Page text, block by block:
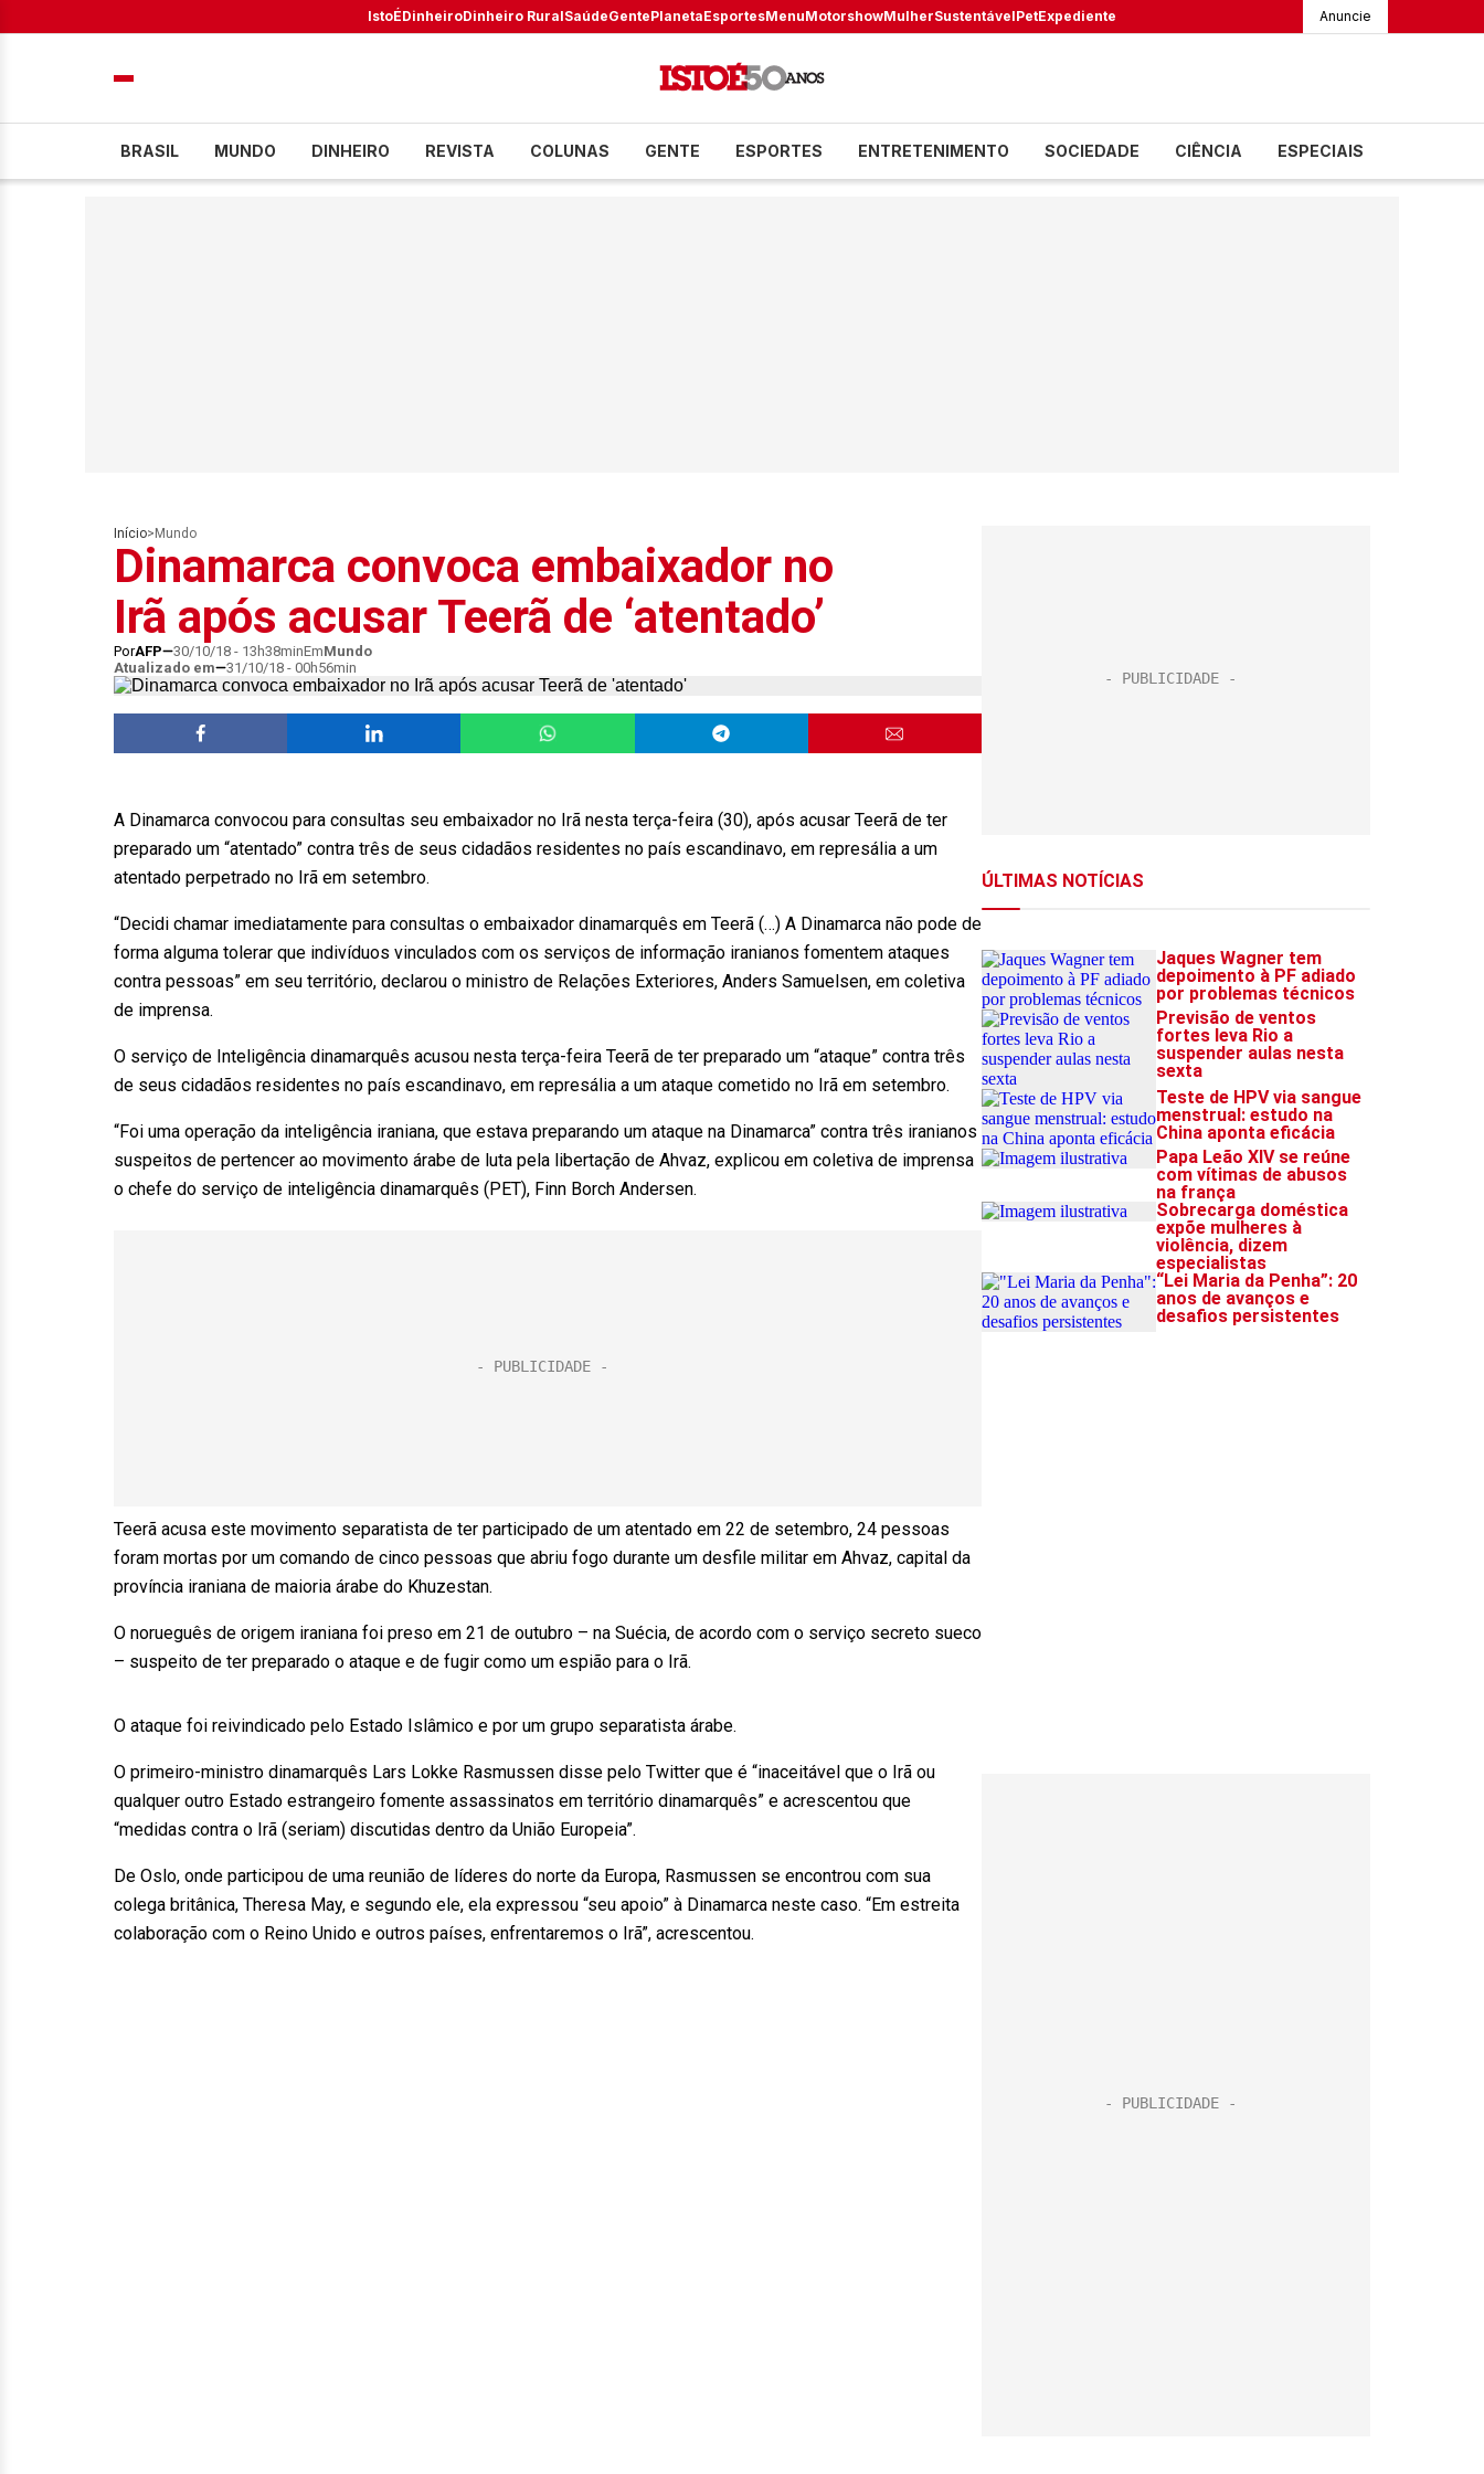
IstoÉDinheiroDinheiro RuralSaúdeGentePlanetaEsportesMenuMotorshowMulherSustentávelPetExpediente Anuncie
BRASIL MUNDO DINHEIRO REVISTA COLUNAS GENTE ESPORTES ENTRETENIMENTO SOCIEDADE CIÊNCIA ESPECIAIS
Início> Mundo
Dinamarca convoca embaixador no
Irã após acusar Teerã de ‘atentado’
PorAFP 30/10/18 - 13h38minEmMundo
Atualizado em
31/10/18 - 00h56min
A Dinamarca convocou para consultas seu embaixador no Irã nesta terça-feira (30), após acusar Teerã de ter
preparado um “atentado” contra três de seus cidadãos residentes no país escandinavo, em represália a um
atentado perpetrado no Irã em setembro.
“Decidi chamar imediatamente para consultas o embaixador dinamarquês em Teerã (…) A Dinamarca não pode de
forma alguma tolerar que indivíduos vinculados com os serviços de informação iranianos fomentem ataques
contra pessoas” em seu território, declarou o ministro de Relações Exteriores, Anders Samuelsen, em coletiva
de imprensa.
O serviço de Inteligência dinamarquês acusou nesta terça-feira Teerã de ter preparado um “ataque” contra três
de seus cidadãos residentes no país escandinavo, em represália a um ataque cometido no Irã em setembro.
“Foi uma operação da inteligência iraniana, que estava preparando um ataque na Dinamarca” contra três iranianos
suspeitos de pertencer ao movimento árabe de luta pela libertação de Ahvaz, explicou em coletiva de imprensa
o chefe do serviço de inteligência dinamarquês (PET), Finn Borch Andersen.
Teerã acusa este movimento separatista de ter participado de um atentado em 22 de setembro, 24 pessoas
foram mortas por um comando de cinco pessoas que abriu fogo durante um desfile militar em Ahvaz, capital da
província iraniana de maioria árabe do Khuzestan.
O norueguês de origem iraniana foi preso em 21 de outubro – na Suécia, de acordo com o serviço secreto sueco
– suspeito de ter preparado o ataque e de fugir como um espião para o Irã.
O ataque foi reivindicado pelo Estado Islâmico e por um grupo separatista árabe.
O primeiro-ministro dinamarquês Lars Lokke Rasmussen disse pelo Twitter que é “inaceitável que o Irã ou
qualquer outro Estado estrangeiro fomente assassinatos em território dinamarquês” e acrescentou que
“medidas contra o Irã (seriam) discutidas dentro da União Europeia”.
De Oslo, onde participou de uma reunião de líderes do norte da Europa, Rasmussen se encontrou com sua
colega britânica, Theresa May, e segundo ele, ela expressou “seu apoio” à Dinamarca neste caso. “Em estreita
colaboração com o Reino Unido e outros países, enfrentaremos o Irã”, acrescentou.